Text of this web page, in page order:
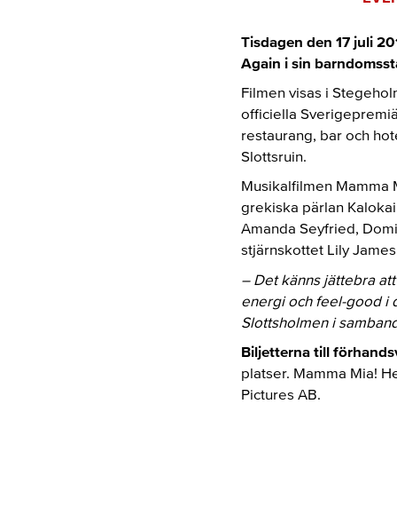
Tisdagen den 17 juli
Again i sin
Filmen visas i
officiella
restaurang, bar och
Slottsruin.
Musikalfilmen Mamma
grekiska pärlan
Amanda Seyfried,
stjärnskottet Lily
– Det känns jättebra
energi och feel-good i
Slottsholmen i
Biljetterna till
platser. Mamma Mia!
Pictures AB.